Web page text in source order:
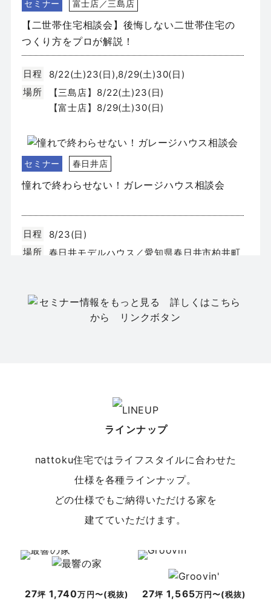
セミナー 富士店／三島店
【二世帯住宅相談会】後悔しない二世帯住宅の
つくり方をプロが解説！
日程
8/22(土)23(日),8/29(土)30(日)
場所
【三島店】8/22(土)23(日)
【富士店】8/29(土)30(日)
セミナー 春日井店
憧れで終わらせない！ガレージハウス相談会
日程
8/23(日)
場所
春日井モデルハウス／愛知県春日井市柏井町
春日井店／愛知県春日井市八田町7-1-13 エ
ラインナップ
nattoku住宅ではライフスタイルに合わせた
仕様を各種ラインナップ。
どの仕様でもご納得いただける家を
建てていただけます。
27坪1,740万円〜(税抜) 27坪 1,565万円〜(税抜)